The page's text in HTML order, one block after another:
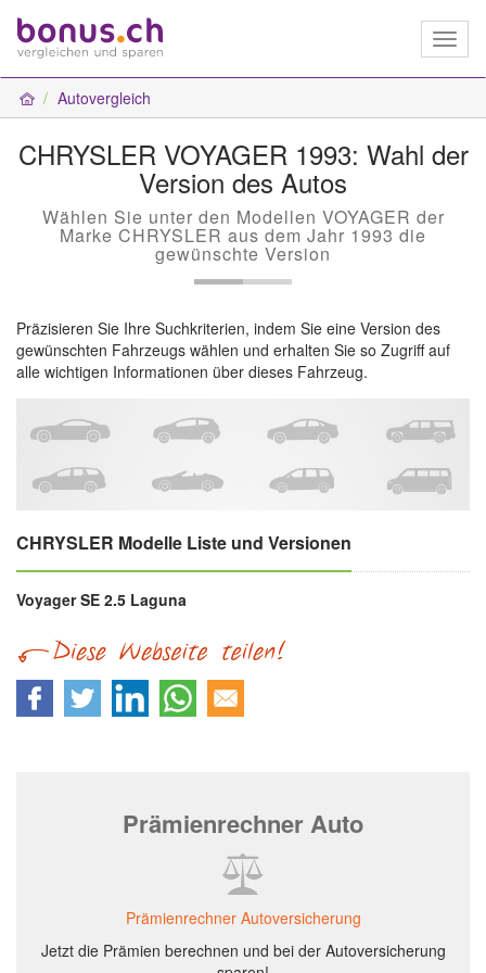
Autovergleich
CHRYSLER VOYAGER 1993: Wahl der
Version des Autos
Wählen Sie unter den Modellen VOYAGER der
Marke CHRYSLER aus dem Jahr 1993 die
gewünschte Version
Präzisieren Sie Ihre Suchkriterien, indem Sie eine Version des
gewünschten Fahrzeugs wählen und erhalten Sie so Zugriff auf
alle wichtigen Informationen über dieses Fahrzeug.
CHRYSLER Modelle Liste und Versionen
Voyager SE 2.5 Laguna
Prämienrechner Auto
Prämienrechner Autoversicherung
Jetzt die Prämien berechnen und bei der Autoversicherung